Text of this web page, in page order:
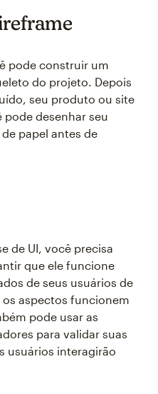
pode construir um
do projeto. Depois
seu produto ou site
desenhar seu
papel antes de
de UI, você precisa
que ele funcione
de seus usuários de
aspectos funcionem
pode usar as
para validar suas
usuários interagirão